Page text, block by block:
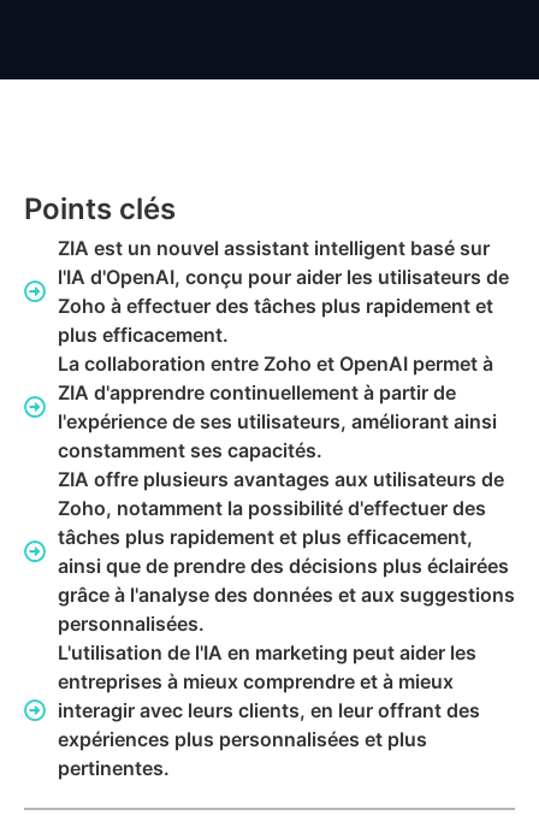
Points clés
ZIA est un nouvel assistant intelligent basé sur
l'IA d'OpenAI, conçu pour aider les utilisateurs de
Zoho à effectuer des tâches plus rapidement et
plus efficacement.
La collaboration entre Zoho et OpenAI permet à
ZIA d'apprendre continuellement à partir de
l'expérience de ses utilisateurs, améliorant ainsi
constamment ses capacités.
ZIA offre plusieurs avantages aux utilisateurs de
Zoho, notamment la possibilité d'effectuer des
tâches plus rapidement et plus efficacement,
ainsi que de prendre des décisions plus éclairées
grâce à l'analyse des données et aux suggestions
personnalisées.
L'utilisation de l'IA en marketing peut aider les
entreprises à mieux comprendre et à mieux
interagir avec leurs clients, en leur offrant des
expériences plus personnalisées et plus
pertinentes.